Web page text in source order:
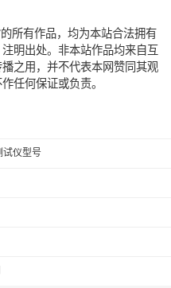
所有作品，均为本站合法拥有
明出处。非本站作品均来自互
之用，并不代表本网赞同其观
任何保证或负责。
试仪型号